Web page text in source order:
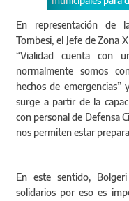
En representación de
Tombesi, el Jefe de Zona
“Vialidad cuenta con
normalmente somos
hechos de
surge a partir de la
con personal de Defensa
nos permiten estar
En este sentido,
solidarios por eso es